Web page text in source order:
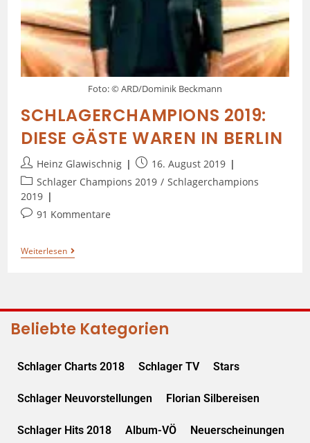
Foto: © ARD/Dominik Beckmann
SCHLAGERCHAMPIONS 2019:
DIESE GÄSTE WAREN IN BERLIN
Heinz Glawischnig
16. August 2019
Schlager Champions 2019 / Schlagerchampions
2019
91 Kommentare
Weiterlesen
Beliebte Kategorien
Schlager Charts 2018 Schlager TV Stars
Schlager Neuvorstellungen Florian Silbereisen
Schlager Hits 2018 Album-VÖ Neuerscheinungen